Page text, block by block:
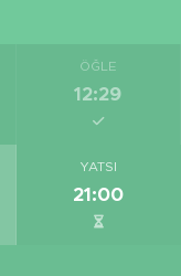
ÖĞLE
12:29
YATSI
21:00